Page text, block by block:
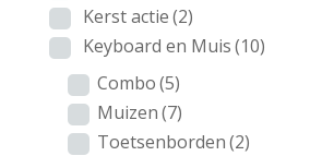
Kerst actie(2)
Keyboard en Muis(10)
Combo(5)
Muizen(7)
Toetsenborden(2)